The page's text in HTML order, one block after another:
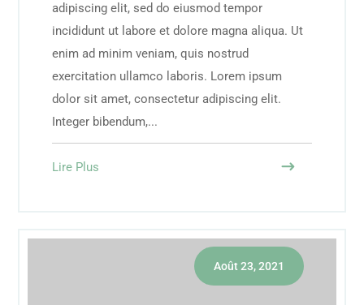
adipiscing elit, sed do eiusmod tempor
incididunt ut labore et dolore magna aliqua. Ut
enim ad minim veniam, quis nostrud
exercitation ullamco laboris. Lorem ipsum
dolor sit amet, consectetur adipiscing elit.
Integer bibendum,...
Lire Plus
Août 23, 2021